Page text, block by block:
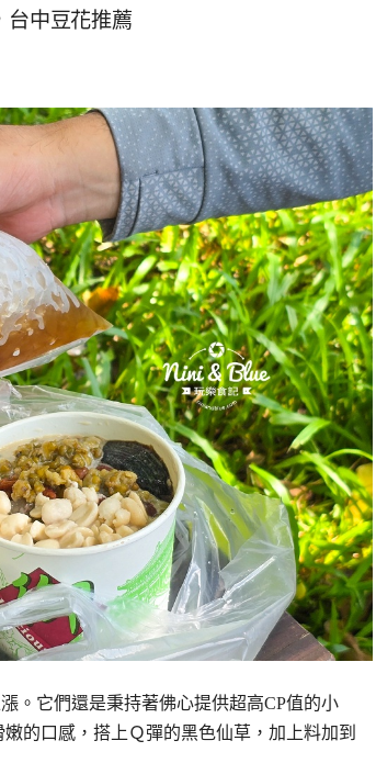
台中豆花推薦
。它們還是秉持著佛心提供超高CP值的小
的口感，搭上Ｑ彈的黑色仙草，加上料加到